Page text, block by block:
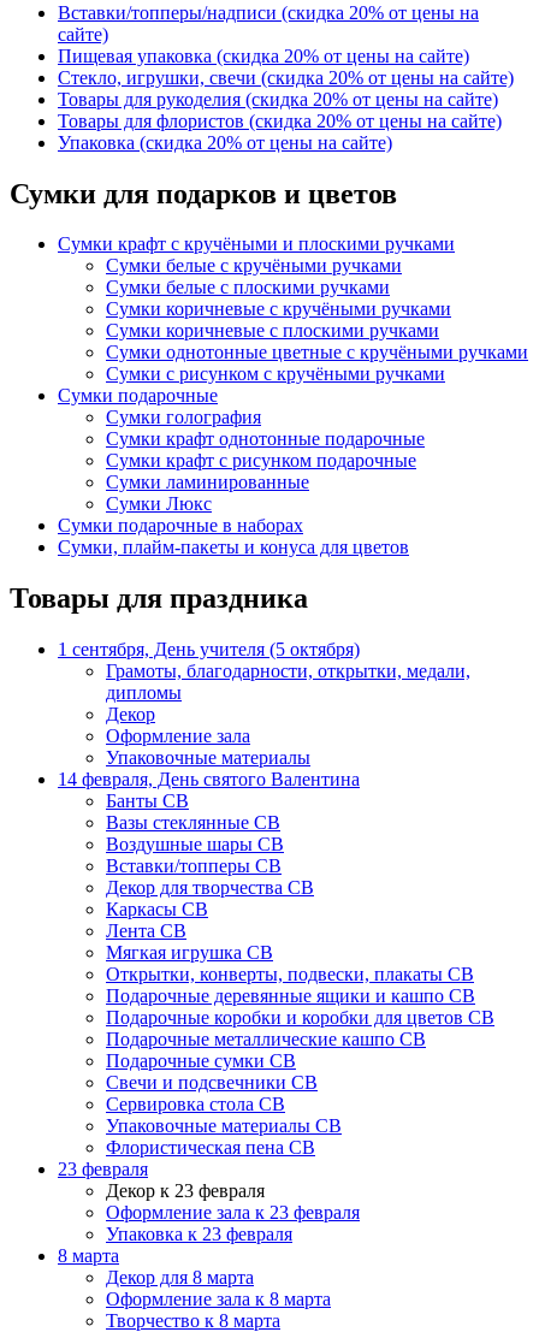
Вставки/топперы/надписи (скидка 20% от цены на
сайте)
Пищевая упаковка (скидка 20% от цены на сайте)
Стекло, игрушки, свечи (скидка 20% от цены на сайте)
Товары для рукоделия (скидка 20% от цены на сайте)
Товары для флористов (скидка 20% от цены на сайте)
Упаковка (скидка 20% от цены на сайте)
Сумки для подарков и цветов
Сумки крафт с кручёными и плоскими ручками
Сумки белые с кручёными ручками
Сумки белые с плоскими ручками
Сумки коричневые с кручёными ручками
Сумки коричневые с плоскими ручками
Сумки однотонные цветные с кручёными ручками
Сумки с рисунком с кручёными ручками
Сумки подарочные
Сумки голография
Сумки крафт однотонные подарочные
Сумки крафт с рисунком подарочные
Сумки ламинированные
Сумки Люкс
Сумки подарочные в наборах
Сумки, плайм-пакеты и конуса для цветов
Товары для праздника
1 сентября, День учителя (5 октября)
Грамоты, благодарности, открытки, медали,
дипломы
Декор
Оформление зала
Упаковочные материалы
14 февраля, День святого Валентина
Банты СВ
Вазы стеклянные СВ
Воздушные шары СВ
Вставки/топперы СВ
Декор для творчества СВ
Каркасы СВ
Лента СВ
Мягкая игрушка СВ
Открытки, конверты, подвески, плакаты СВ
Подарочные деревянные ящики и кашпо СВ
Подарочные коробки и коробки для цветов СВ
Подарочные металлические кашпо СВ
Подарочные сумки СВ
Свечи и подсвечники СВ
Сервировка стола СВ
Упаковочные материалы СВ
Флористическая пена СВ
23 февраля
Декор к 23 февраля
Оформление зала к 23 февраля
Упаковка к 23 февраля
8 марта
Декор для 8 марта
Оформление зала к 8 марта
Творчество к 8 марта